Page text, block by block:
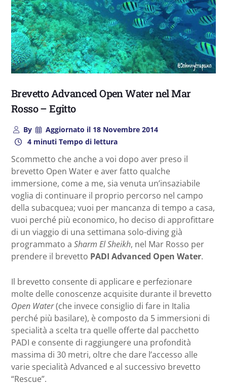
Brevetto Advanced Open Water nel Mar
Rosso – Egitto
By Aggiornato il 18 Novembre 2014
4 minuti Tempo di lettura
Scommetto che anche a voi dopo aver preso il
brevetto Open Water e aver fatto qualche
immersione, come a me, sia venuta un’insaziabile
voglia di continuare il proprio percorso nel campo
della subacquea; vuoi per mancanza di tempo a casa,
vuoi perché più economico, ho deciso di approfittare
di un viaggio di una settimana solo-diving già
programmato a Sharm El Sheikh, nel Mar Rosso per
prendere il brevetto PADI Advanced Open Water.
Il brevetto consente di applicare e perfezionare
molte delle conoscenze acquisite durante il brevetto
Open Water(che invece consiglio di fare in Italia
perché più basilare), è composto da 5 immersioni di
specialità a scelta tra quelle offerte dal pacchetto
PADI e consente di raggiungere una profondità
massima di 30 metri, oltre che dare l’accesso alle
varie specialità Advanced e al successivo brevetto
“Rescue”.